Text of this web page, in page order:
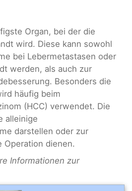
Organ, bei der die
wird. Diese kann sowohl
bei Lebermetastasen oder
werden, als auch zur
Besonders die
häufig beim
(HCC) verwendet. Die
alleinige
darstellen oder zur
Operation dienen.
Informationen zur